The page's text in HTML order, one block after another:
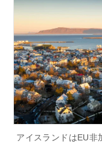
アイスランドはEU非